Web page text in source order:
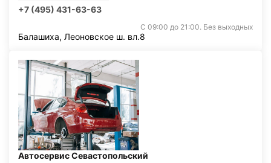
+7 (495) 431-63-63
С 09:00 до 21:00. Без выходных
Балашиха, Леоновское ш. вл.8
Автосервис Севастопольский